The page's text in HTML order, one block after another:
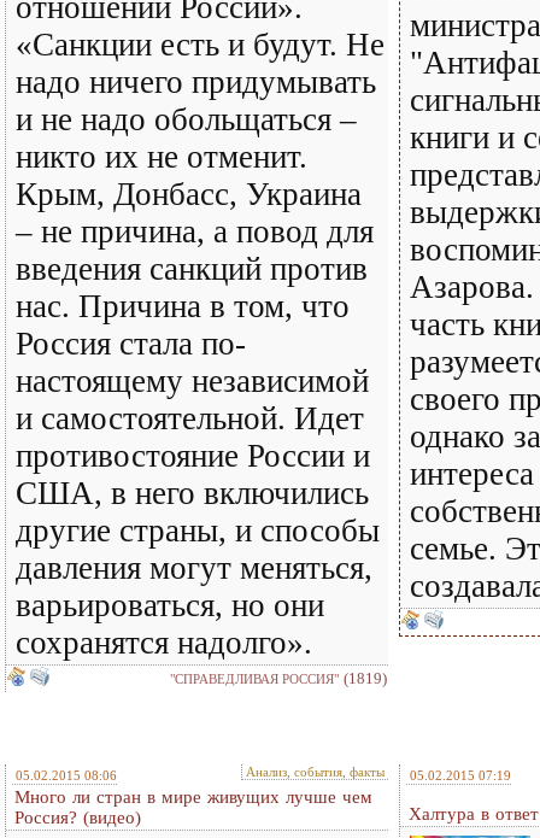
отношении России».
«Санкции есть и будут. Не
надо ничего придумывать
и не надо обольщаться –
никто их не отменит.
Крым, Донбасс, Украина
– не причина, а повод для
введения санкций против
нас. Причина в том, что
Россия стала по-
настоящему независимой
и самостоятельной. Идет
противостояние России и
США, в него включились
другие страны, и способы
давления могут меняться,
варьироваться, но они
сохранятся надолго».
"СПРАВЕДЛИВАЯ РОССИЯ" (1819)
книги и
часть
своего
однако
семье.
05.02.2015 08:06 Анализ, события, факты
Много ли стран в мире живущих лучше чем
Россия? (видео)
05.02.2015 07:19
Халтура в